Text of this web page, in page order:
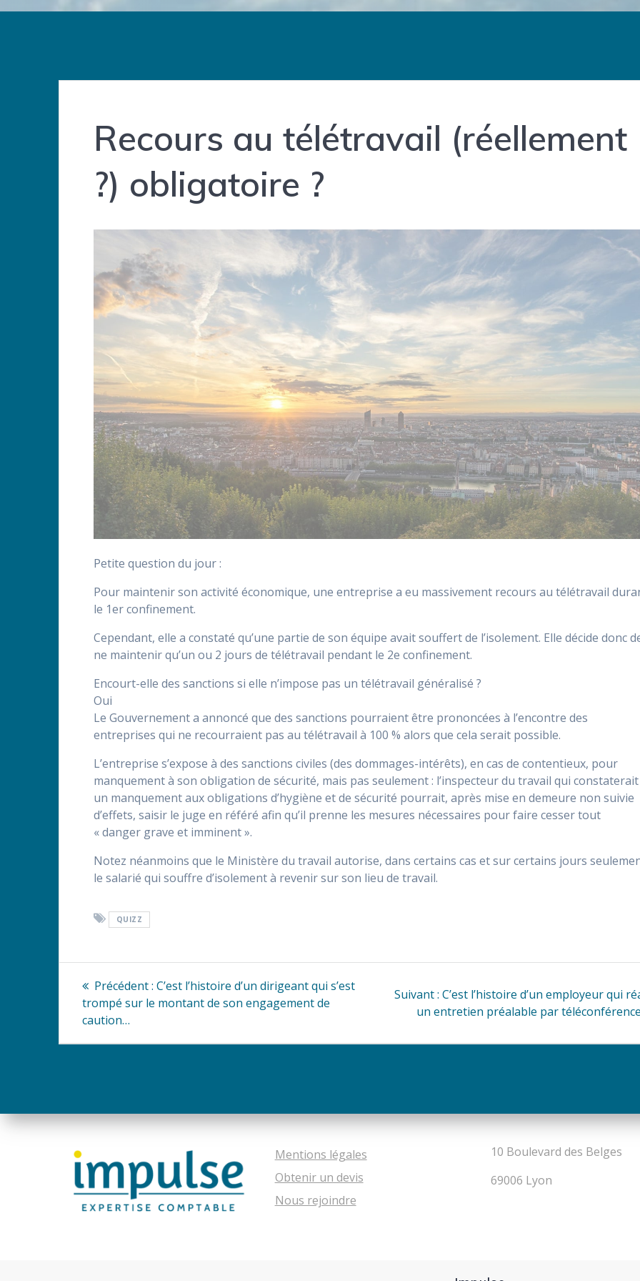
Recours au télétravail (réellement
?) obligatoire ?
Petite question du jour :
Pour maintenir son activité économique, une entreprise a eu massivement recours au télétravail
le 1er confinement.
Cependant, elle a constaté qu’une partie de son équipe avait souffert de l’isolement. Elle décide donc
ne maintenir qu’un ou 2 jours de télétravail pendant le 2e confinement.
Encourt-elle des sanctions si elle n’impose pas un télétravail généralisé ?
Oui
Le Gouvernement a annoncé que des sanctions pourraient être prononcées à l’encontre des
entreprises qui ne recourraient pas au télétravail à 100 % alors que cela serait possible.
L’entreprise s’expose à des sanctions civiles (des dommages-intérêts), en cas de contentieux, pour
manquement à son obligation de sécurité, mais pas seulement : l’inspecteur du travail qui constaterait
un manquement aux obligations d’hygiène et de sécurité pourrait, après mise en demeure non suivie
d’effets, saisir le juge en référé afin qu’il prenne les mesures nécessaires pour faire cesser tout
« danger grave et imminent ».
Notez néanmoins que le Ministère du travail autorise, dans certains cas et sur certains jours
le salarié qui souffre d’isolement à revenir sur son lieu de travail.
QUIZZ
Navigation
de
l’article
Précédent : Article
précédent
C’est l’histoire d’un dirigeant qui s’est
trompé sur le montant de son engagement de
caution…
Suivant : Article
suivant
C’est l’histoire d’un employeur qui
un entretien préalable par
Mentions légales
Obtenir un devis
Nous rejoindre
10 Boulevard des Belges
69006 Lyon